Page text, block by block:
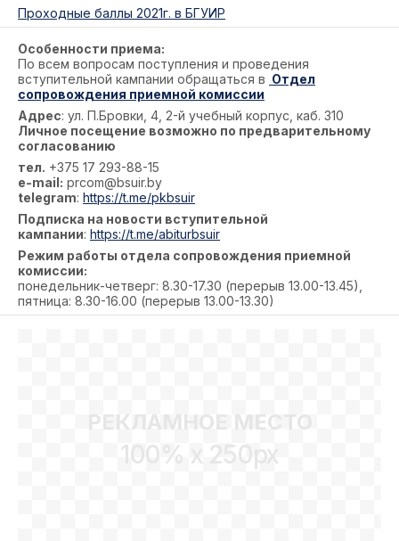
Проходные баллы 2021г. в БГУИР
Особенности приема:
По всем вопросам поступления и проведения
вступительной кампании обращаться в Отдел
сопровождения приемной комиссии
Адрес: ул. П.Бровки, 4, 2-й учебный корпус, каб. 310
Личное посещение возможно по предварительному
согласованию
тел. +375 17 293-88-15
e-mail: prcom@bsuir.by
telegram: https://t.me/pkbsuir
Подписка на новости вступительной
кампании: https://t.me/abiturbsuir
Режим работы отдела сопровождения приемной
комиссии:
понедельник-четверг: 8.30-17.30 (перерыв 13.00-13.45),
пятница: 8.30-16.00 (перерыв 13.00-13.30)
РЕКЛАМНОЕ МЕСТО
100% x 250px